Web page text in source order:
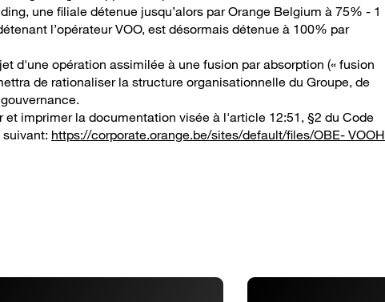
une filiale détenue jusqu’alors par Orange Belgium à 75% - 1
l’opérateur VOO, est désormais détenue à 100% par
d'une opération assimilée à une fusion par absorption (« fusion
de rationaliser la structure organisationnelle du Groupe, de
et imprimer la documentation visée à l'article 12:51, §2 du Code
https://corporate.orange.be/sites/default/files/OBE- VOOH